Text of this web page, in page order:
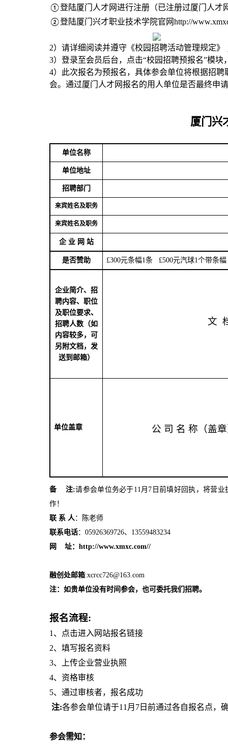
①登陆厦门人才网进行注册（已注册过厦门人
②登陆厦门兴才职业技术学院官网http://
2）请详细阅读并遵守《校园招聘活动管理规定》
3）登录至会员后台，点击“校园招聘预报名”模块
4）此次报名为预报名，具体参会单位将根据招
会。通过厦门人才网报名的用人单位是否最终申
厦门兴
单位名称
单位地址
招聘部门
来宾姓名及职务
来宾姓名及职务
企 业 网 站
是否赞助 £300元条幅1条 £500元汽球1个带条幅
企业简介、招
聘内容、职位
及职位要求、
招聘人数（如
内容较多，可
另附文档，发
送到邮箱）
文
单位盖章 公 司 名 称（盖
备 注:请参会单位务必于11月 7 日前填好回执，将营
作！
联 系 人：陈老师
联系电话： 05926369726、 13559483234
网
址： http://www.xmxc.com//
融创处邮箱:xcrcc726@163.com
注：如贵单位没有时间参会，也可委托我们招聘。
报名流程:
1、
点击进入网站报名链接
2、 填写报名资料
3、
上传企业营业执照
4、 资格审核
5、 通过审核者，报名成功
注:各参会单位请于11 月 7 日前通过各自报名点，
参会需知：